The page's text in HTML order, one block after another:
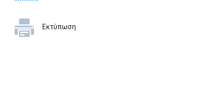
Εκτύπωση